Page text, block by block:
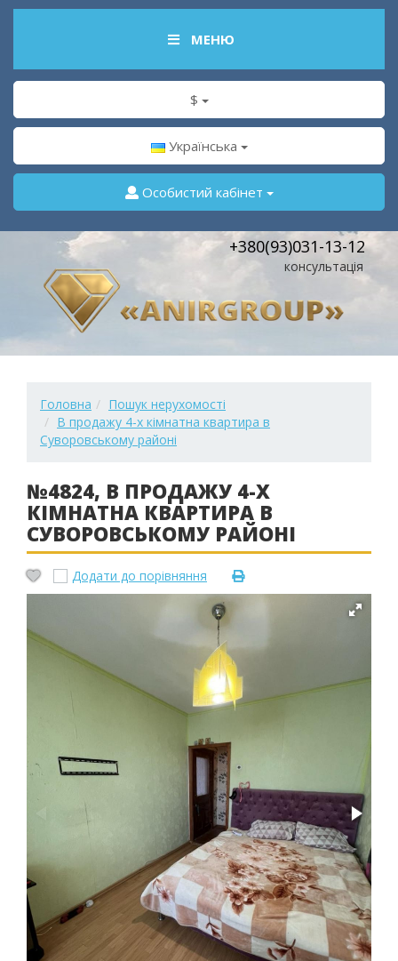
МЕНЮ
$
Українська
Особистий кабінет
+380(93)031-13-12
консультація
Головна
Пошук нерухомості
В продажу 4-х кімнатна квартира в
Суворовському районі
№4824, В ПРОДАЖУ 4-Х
КІМНАТНА КВАРТИРА В
СУВОРОВСЬКОМУ РАЙОНІ
Додати до порівняння